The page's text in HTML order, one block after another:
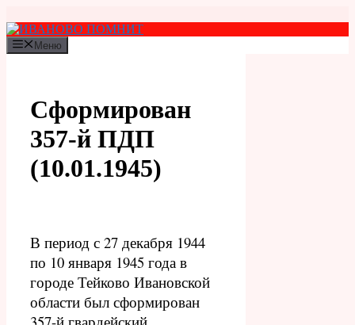
к
содержимому
Меню
Сформирован
357-й ПДП
(10.01.1945)
В период с 27 декабря 1944
по 10 января 1945 года в
городе Тейково Ивановской
области был сформирован